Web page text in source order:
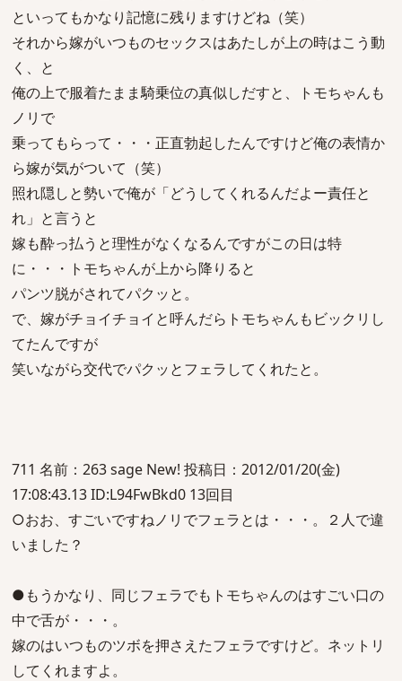
といってもかなり記憶に残りますけどね（笑）
それから嫁がいつものセックスはあたしが上の時はこう動
く、と
俺の上で服着たまま騎乗位の真似しだすと、トモちゃんも
ノリで
乗ってもらって・・・正直勃起したんですけど俺の表情か
ら嫁が気がついて（笑）
照れ隠しと勢いで俺が「どうしてくれるんだよー責任と
れ」と言うと
嫁も酔っ払うと理性がなくなるんですがこの日は特
に・・・トモちゃんが上から降りると
パンツ脱がされてパクッと。
で、嫁がチョイチョイと呼んだらトモちゃんもビックリし
てたんですが
笑いながら交代でパクッとフェラしてくれたと。
711 名前：263 sage New! 投稿日：2012/01/20(金)
17:08:43.13 ID:L94FwBkd0 13回目
○おお、すごいですねノリでフェラとは・・・。２人で違
いました？
●もうかなり、同じフェラでもトモちゃんのはすごい口の
中で舌が・・・。
嫁のはいつものツボを押さえたフェラですけど。ネットリ
してくれますよ。